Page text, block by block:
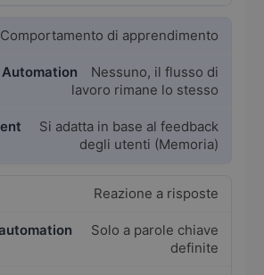
Comportamento di apprendimento
Nessuno, il flusso di
lavoro rimane lo stesso
Si adatta in base al feedback
degli utenti (Memoria)
Reazione a risposte
Solo a parole chiave
definite